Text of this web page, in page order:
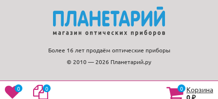
Более 16 лет продаём оптические приборы
© 2010 — 2026 Планетарий.ру
0 0 0 Корзина
0